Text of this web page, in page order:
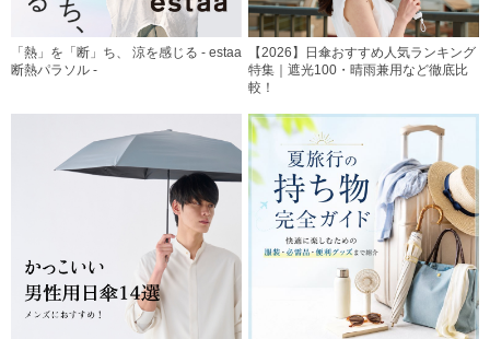
「熱」を「断」ち、 涼を感じる - estaa
断熱パラソル -
【2026】日傘おすすめ人気ランキング
特集｜遮光100・晴雨兼用など徹底比
較！